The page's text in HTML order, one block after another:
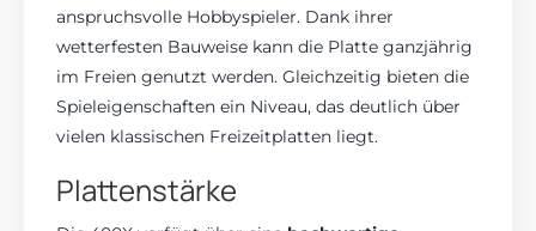
anspruchsvolle Hobbyspieler. Dank ihrer
wetterfesten Bauweise kann die Platte ganzjährig
im Freien genutzt werden. Gleichzeitig bieten die
Spieleigenschaften ein Niveau, das deutlich über
vielen klassischen Freizeitplatten liegt.
Plattenstärke